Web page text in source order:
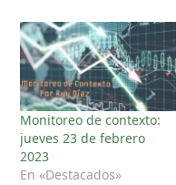
Monitoreo de contexto:
jueves 23 de febrero
2023
En «Destacados»